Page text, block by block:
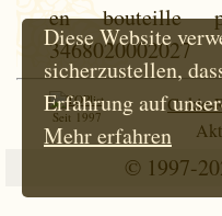
en bouteille
3468020002027
Seit 1997
Cokie-
© 1997-
Diese Website
sicherzustellen,
Erfahrung auf
Mehr erfahren